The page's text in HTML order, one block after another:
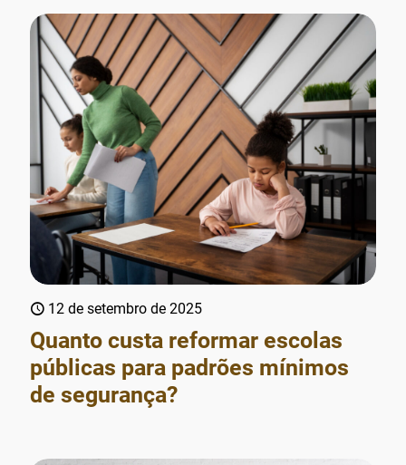
12 de setembro de 2025
Quanto custa reformar escolas
públicas para padrões mínimos
de segurança?